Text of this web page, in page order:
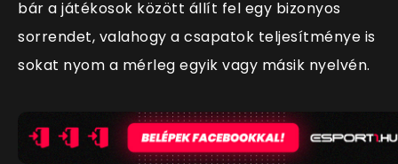
bár a játékosok között állít fel egy bizonyos
sorrendet, valahogy a csapatok teljesítménye is
sokat nyom a mérleg egyik vagy másik nyelvén.